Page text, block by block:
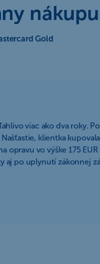
nákupu
Gold
viac ako dva roky.
klientka
opravu vo výške 175
aj po uplynutí zákonnej